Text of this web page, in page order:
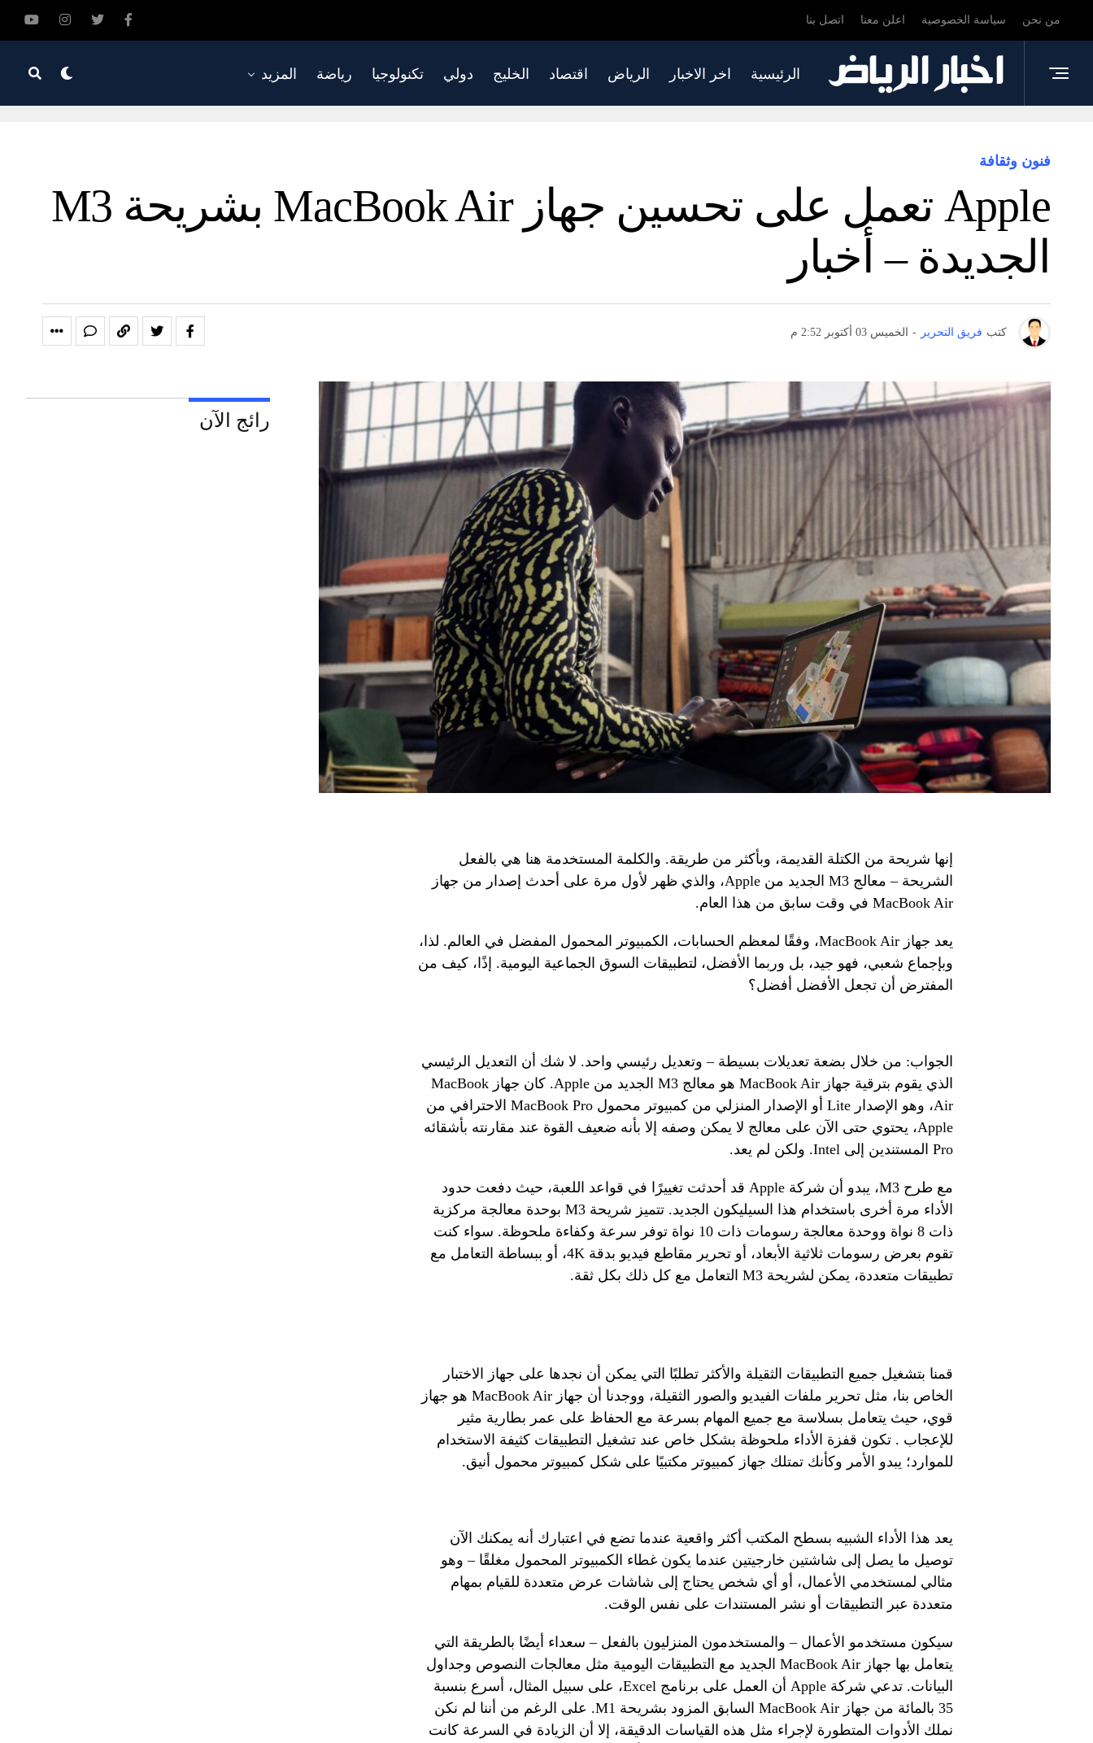
من نحن سياسة الخصوصية اعلن معنا اتصل بنا
الرئيسية اخر الاخبار الرياض اقتصاد الخليج دولي تكنولوجيا رياضة المزيد
فنون وثقافة
Apple تعمل على تحسين جهاز MacBook Air بشريحة M3
الجديدة – أخبار
كتب فريق التحرير - الخميس 03 أكتوبر 2:52 م
إنها شريحة من الكتلة القديمة، وبأكثر من طريقة. والكلمة المستخدمة هنا هي بالفعل
الشريحة – معالج M3 الجديد من Apple، والذي ظهر لأول مرة على أحدث إصدار من جهاز
MacBook Air في وقت سابق من هذا العام.
يعد جهاز MacBook Air، وفقًا لمعظم الحسابات، الكمبيوتر المحمول المفضل في العالم. لذا،
وبإجماع شعبي، فهو جيد، بل وربما الأفضل، لتطبيقات السوق الجماعية اليومية. إذًا، كيف من
المفترض أن تجعل الأفضل أفضل؟
الجواب: من خلال بضعة تعديلات بسيطة – وتعديل رئيسي واحد. لا شك أن التعديل الرئيسي
الذي يقوم بترقية جهاز MacBook Air هو معالج M3 الجديد من Apple. كان جهاز MacBook
Air، وهو الإصدار Lite أو الإصدار المنزلي من كمبيوتر محمول MacBook Pro الاحترافي من
Apple، يحتوي حتى الآن على معالج لا يمكن وصفه إلا بأنه ضعيف القوة عند مقارنته بأشقائه
Pro المستندين إلى Intel. ولكن لم يعد.
مع طرح M3، يبدو أن شركة Apple قد أحدثت تغييرًا في قواعد اللعبة، حيث دفعت حدود
الأداء مرة أخرى باستخدام هذا السيليكون الجديد. تتميز شريحة M3 بوحدة معالجة مركزية
ذات 8 نواة ووحدة معالجة رسومات ذات 10 نواة توفر سرعة وكفاءة ملحوظة. سواء كنت
تقوم بعرض رسومات ثلاثية الأبعاد، أو تحرير مقاطع فيديو بدقة 4K، أو ببساطة التعامل مع
تطبيقات متعددة، يمكن لشريحة M3 التعامل مع كل ذلك بكل ثقة.
قمنا بتشغيل جميع التطبيقات الثقيلة والأكثر تطلبًا التي يمكن أن نجدها على جهاز الاختبار
الخاص بنا، مثل تحرير ملفات الفيديو والصور الثقيلة، ووجدنا أن جهاز MacBook Air هو جهاز
قوي، حيث يتعامل بسلاسة مع جميع المهام بسرعة مع الحفاظ على عمر بطارية مثير
للإعجاب . تكون قفزة الأداء ملحوظة بشكل خاص عند تشغيل التطبيقات كثيفة الاستخدام
للموارد؛ يبدو الأمر وكأنك تمتلك جهاز كمبيوتر مكتبيًا على شكل كمبيوتر محمول أنيق.
يعد هذا الأداء الشبيه بسطح المكتب أكثر واقعية عندما تضع في اعتبارك أنه يمكنك الآن
توصيل ما يصل إلى شاشتين خارجيتين عندما يكون غطاء الكمبيوتر المحمول مغلقًا – وهو
مثالي لمستخدمي الأعمال، أو أي شخص يحتاج إلى شاشات عرض متعددة للقيام بمهام
متعددة عبر التطبيقات أو نشر المستندات على نفس الوقت.
سيكون مستخدمو الأعمال – والمستخدمون المنزليون بالفعل – سعداء أيضًا بالطريقة التي
يتعامل بها جهاز MacBook Air الجديد مع التطبيقات اليومية مثل معالجات النصوص وجداول
البيانات. تدعي شركة Apple أن العمل على برنامج Excel، على سبيل المثال، أسرع بنسبة
35 بالمائة من جهاز MacBook Air السابق المزود بشريحة M1. على الرغم من أننا لم نكن
نملك الأدوات المتطورة لإجراء مثل هذه القياسات الدقيقة، إلا أن الزيادة في السرعة كانت
رائج الآن